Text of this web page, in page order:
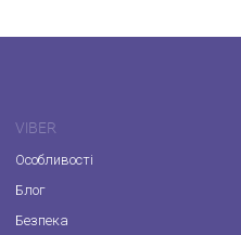
VIBER
Особливості
Блог
Безпека